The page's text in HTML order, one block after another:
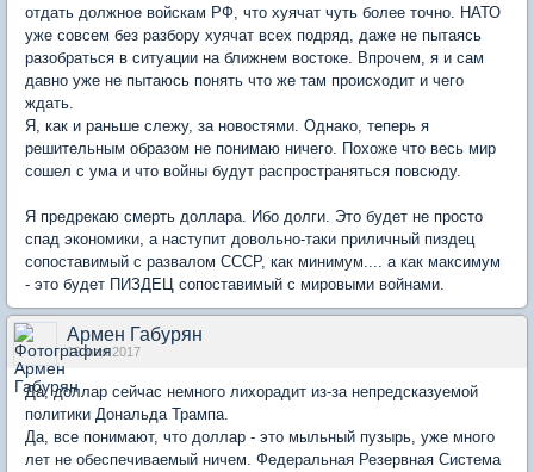
отдать должное войскам РФ, что хуячат чуть более точно. НАТО
уже совсем без разбору хуячат всех подряд, даже не пытаясь
разобраться в ситуации на ближнем востоке. Впрочем, я и сам
давно уже не пытаюсь понять что же там происходит и чего
ждать.
Я, как и раньше слежу, за новостями. Однако, теперь я
решительным образом не понимаю ничего. Похоже что весь мир
сошел с ума и что войны будут распространяться повсюду.
Я предрекаю смерть доллара. Ибо долги. Это будет не просто
спад экономики, а наступит довольно-таки приличный пиздец
сопоставимый с развалом СССР, как минимум.... а как максимум
- это будет ПИЗДЕЦ сопоставимый с мировыми войнами.
Армен Габурян
19 мая 2017
Да, доллар сейчас немного лихорадит из-за непредсказуемой
политики Дональда Трампа.
Да, все понимают, что доллар - это мыльный пузырь, уже много
лет не обеспечиваемый ничем. Федеральная Резервная Система